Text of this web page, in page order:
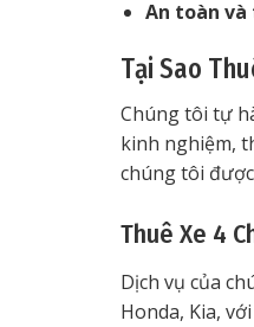
An toàn
Tại Sao
Chúng tôi tự
kinh nghiệm,
chúng tôi
Thuê Xe 4
Dịch vụ của
Honda, Kia,